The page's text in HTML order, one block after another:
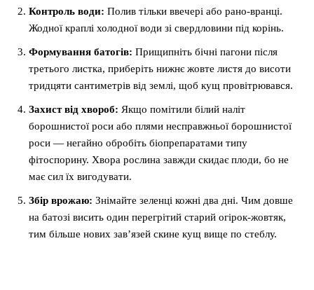
Контроль води: Полив тільки ввечері або рано-вранці.
Жодної краплі холодної води зі свердловини під корінь.
Формування батогів: Прищипніть бічні пагони після
третього листка, приберіть нижнє жовте листя до висоти
тридцяти сантиметрів від землі, щоб кущ провітрювався.
Захист від хвороб: Якщо помітили білий наліт
борошнистої роси або плями несправжньої борошнистої
роси — негайно обробіть біопрепаратами типу
фітоспорину. Хвора рослина завжди скидає плоди, бо не
має сил їх вигодувати.
Збір врожаю: Знімайте зеленці кожні два дні. Чим довше
на батозі висить один перегрітий старий огірок-жовтяк,
тим більше нових зав’язей скине кущ вище по стеблу.